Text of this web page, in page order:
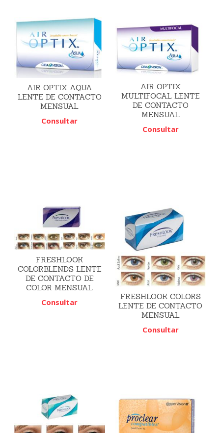
AIR OPTIX AQUA
LENTE DE CONTACTO
MENSUAL
Consultar
AIR OPTIX
MULTIFOCAL LENTE
DE CONTACTO
MENSUAL
Consultar
FRESHLOOK
COLORBLENDS LENTE
DE CONTACTO DE
COLOR MENSUAL
Consultar
FRESHLOOK COLORS
LENTE DE CONTACTO
MENSUAL
Consultar